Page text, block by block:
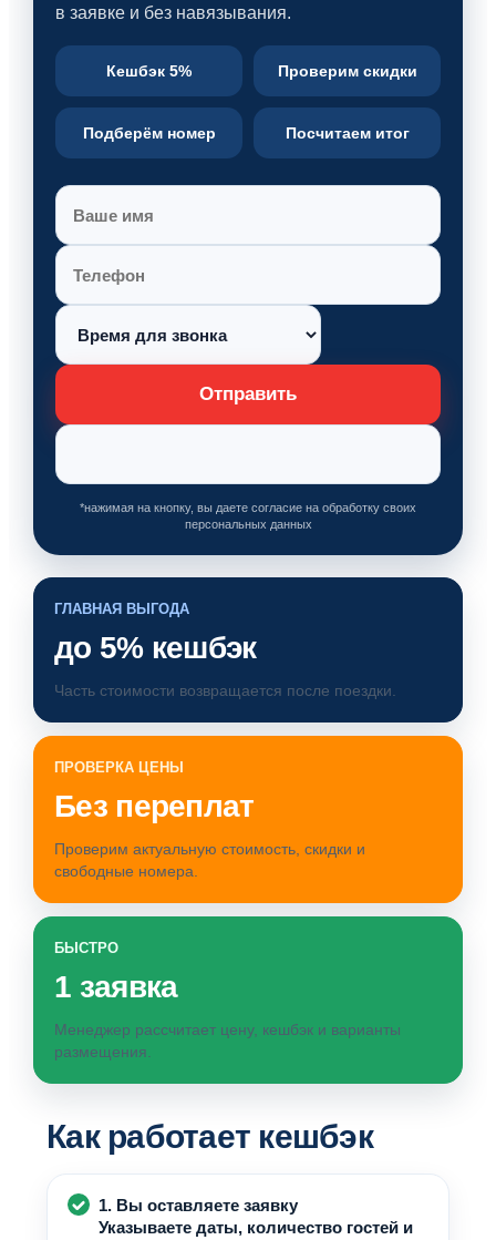
в заявке и без навязывания.
Кешбэк 5% Проверим скидки
Подберём номер Посчитаем итог
Отправить
*нажимая на кнопку, вы даете согласие на обработку своих
персональных данных
ГЛАВНАЯ ВЫГОДА
до 5% кешбэк
Часть стоимости возвращается после поездки.
ПРОВЕРКА ЦЕНЫ
Без переплат
Проверим актуальную стоимость, скидки и
свободные номера.
БЫСТРО
1 заявка
Менеджер рассчитает цену, кешбэк и варианты
размещения.
Как работает кешбэк
1. Вы оставляете заявку
Указываете даты, количество гостей и